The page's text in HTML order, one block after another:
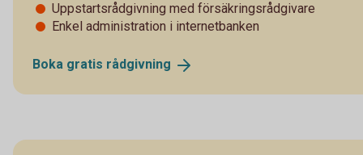
Uppstartsrådgivning med försäkringsrådgivare
Enkel administration i internetbanken
Boka gratis rådgivning